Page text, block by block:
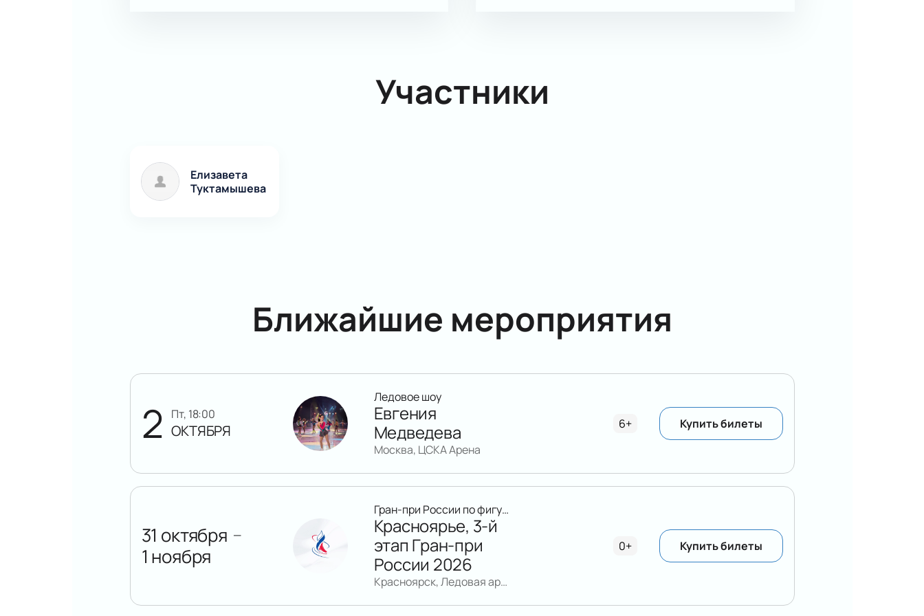
Участники
Елизавета
Туктамышева
Ближайшие мероприятия
2 пт, 18:00
ОКТЯБРЯ
Ледовое шоу
Евгения
Медведева
Москва, ЦСКА Арена
6+ Купить билеты
31 октября —
1 ноября
Гран-при России по фигурному катанию
Красноярье, 3-й
этап Гран-при
России 2026
Красноярск, Ледовая арена «Кристалл»
0+ Купить билеты